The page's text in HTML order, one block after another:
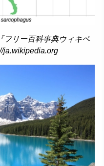
フリー百科事典ウィキペ
ja.wikipedia.org